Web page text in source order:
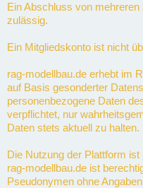
Ein Abschluss von
zulässig.
Ein Mitgliedskonto ist nicht
rag-modellbau.de erhebt im
auf Basis gesonderter
personenbezogene Daten
verpflichtet, nur
Daten stets aktuell zu halten.
Die Nutzung der Plattform
rag-modellbau.de ist
Pseudonymen ohne